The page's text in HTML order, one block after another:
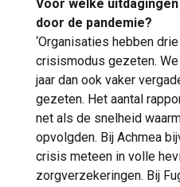
Voor welke
door de pandemie?
‘Organisaties hebben
crisismodus gezeten.
jaar dan ook vaker
gezeten. Het aantal
net als de snelheid
opvolgden. Bij Achmea
crisis meteen in volle
zorgverzekeringen. Bij